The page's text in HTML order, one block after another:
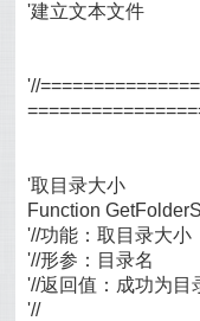
'建立文本文件
'//
'取目录大小
Function
'//功能：取目录大小
'//形参：目录名
'//返回值：成功为目
'//